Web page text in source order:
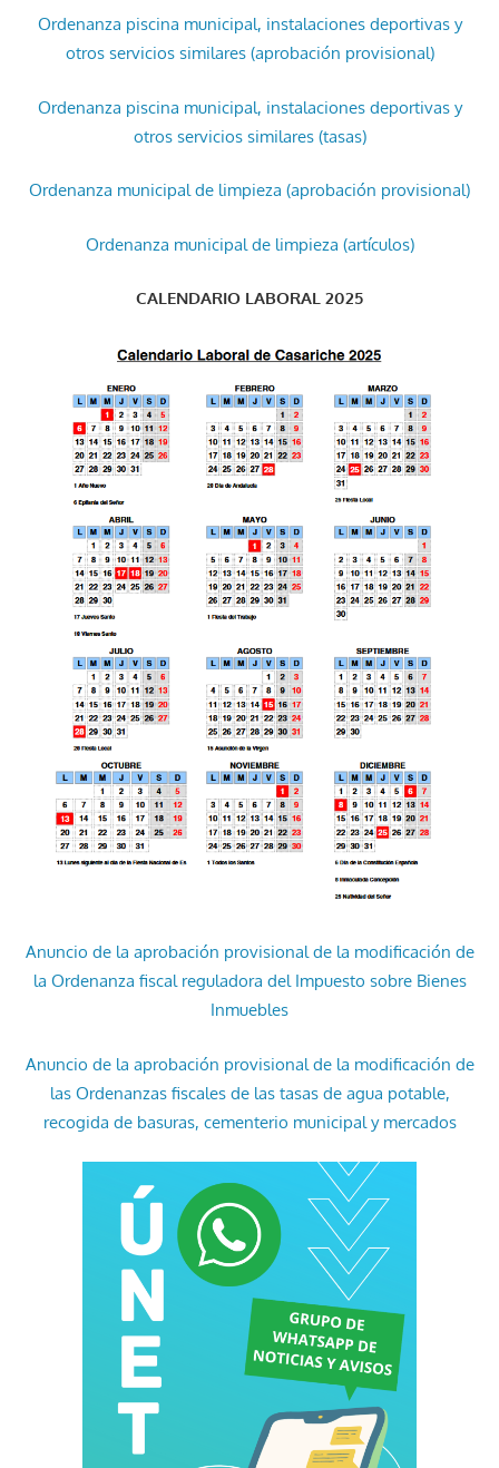
Ordenanza piscina municipal, instalaciones deportivas y
otros servicios similares (aprobación provisional)
Ordenanza piscina municipal, instalaciones deportivas y
otros servicios similares (tasas)
Ordenanza municipal de limpieza (aprobación provisional)
Ordenanza municipal de limpieza (artículos)
CALENDARIO LABORAL 2025
Anuncio de la aprobación provisional de la modificación de
la Ordenanza fiscal reguladora del Impuesto sobre Bienes
Inmuebles
Anuncio de la aprobación provisional de la modificación de
las Ordenanzas fiscales de las tasas de agua potable,
recogida de basuras, cementerio municipal y mercados